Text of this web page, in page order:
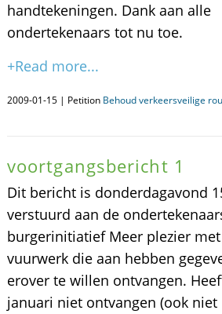
handtekeningen. Dank aan alle
ondertekenaars tot nu toe.
+Read more...
2009-01-15 | Petition Behoud verkeersveilige
voortgangsbericht 1
Dit bericht is donderdagavond
verstuurd aan de
burgerinitiatief Meer plezier
vuurwerk die aan hebben
erover te willen ontvangen.
januari niet ontvangen (ook niet